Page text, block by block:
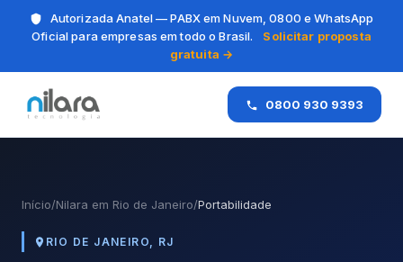
Autorizada Anatel — PABX em Nuvem, 0800 e WhatsApp
Oficial para empresas em todo o Brasil.
Solicitar proposta
gratuita →
0800 930 9393
Início/Nilara em Rio de Janeiro/Portabilidade
RIO DE JANEIRO, RJ